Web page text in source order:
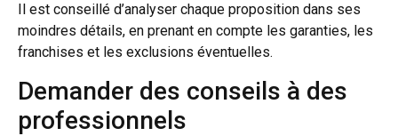
Il est conseillé d’analyser chaque proposition dans ses
moindres détails, en prenant en compte les garanties, les
franchises et les exclusions éventuelles.
Demander des conseils à des
professionnels